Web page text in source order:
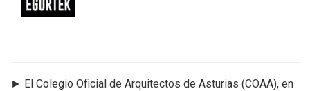
► El Colegio Oficial de Arquitectos de Asturias (COAA), en